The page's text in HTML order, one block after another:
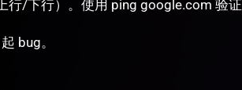
行/下行）。使用 ping google.com 验证
bug。